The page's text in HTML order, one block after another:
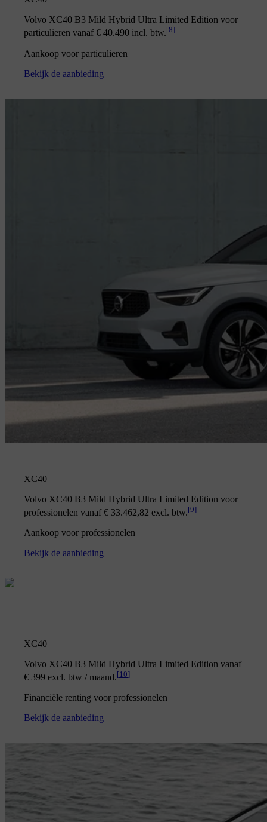
Volvo XC40 B3 Mild Hybrid Ultra Limited Edition voor
particulieren vanaf € 40.490 incl. btw.[8]
Aankoop voor particulieren
Bekijk de aanbieding
XC40
Volvo XC40 B3 Mild Hybrid Ultra Limited Edition voor
professionelen vanaf € 33.462,82 excl. btw.[9]
Aankoop voor professionelen
Bekijk de aanbieding
XC40
Volvo XC40 B3 Mild Hybrid Ultra Limited Edition vanaf
€ 399 excl. btw / maand.[10]
Financiële renting voor professionelen
Bekijk de aanbieding